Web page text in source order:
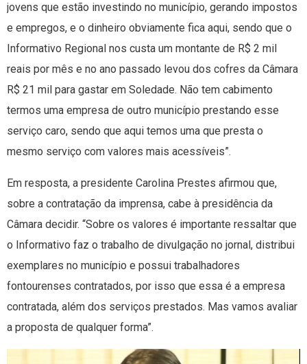
jovens que estão investindo no município, gerando impostos
e empregos, e o dinheiro obviamente fica aqui, sendo que o
Informativo Regional nos custa um montante de R$ 2 mil
reais por mês e no ano passado levou dos cofres da Câmara
R$ 21 mil para gastar em Soledade. Não tem cabimento
termos uma empresa de outro município prestando esse
serviço caro, sendo que aqui temos uma que presta o
mesmo serviço com valores mais acessíveis”.
Em resposta, a presidente Carolina Prestes afirmou que,
sobre a contratação da imprensa, cabe à presidência da
Câmara decidir. “Sobre os valores é importante ressaltar que
o Informativo faz o trabalho de divulgação no jornal, distribui
exemplares no município e possui trabalhadores
fontourenses contratados, por isso que essa é a empresa
contratada, além dos serviços prestados. Mas vamos avaliar
a proposta de qualquer forma”.